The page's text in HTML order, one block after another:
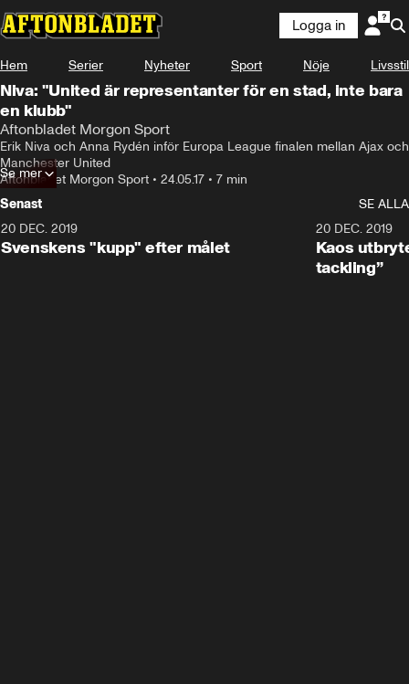
Logga in
Hem Serier Nyheter Sport Nöje Livsstil
Niva: "United är representanter för en stad, inte bara
en klubb"
Aftonbladet Morgon Sport
Erik Niva och Anna Rydén inför Europa League finalen mellan Ajax och
Manchester United
Aftonbladet Morgon Sport • 24.05.17 • 7 min
Se mer
Senast
SE ALLA
20 DEC. 2019
Svenskens "kupp" efter målet
20 DEC. 2019
Kaos
tackling”